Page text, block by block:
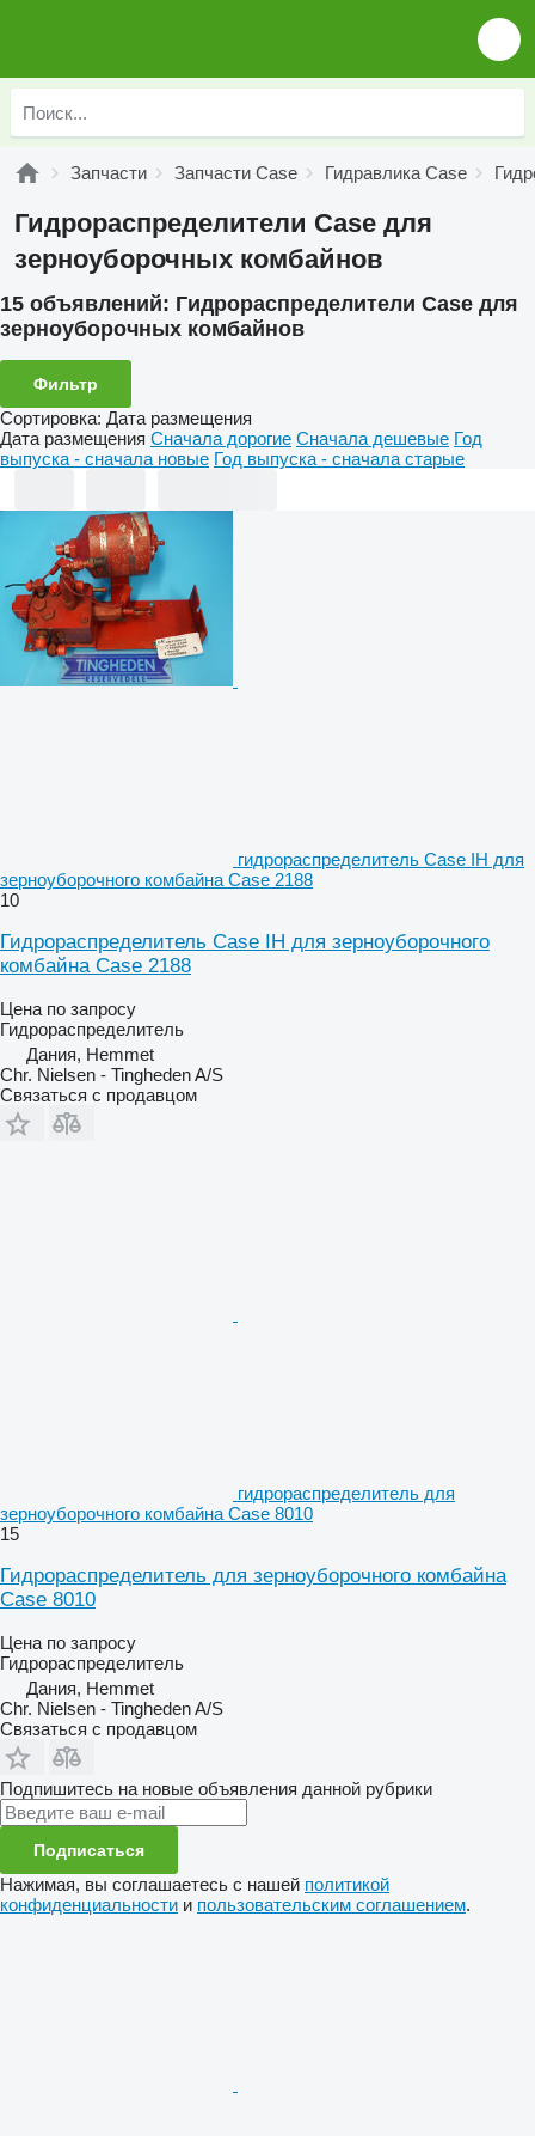
Запчасти Запчасти Case Гидравлика Case
Гидрораспределители Case для
зерноуборочных комбайнов
15 объявлений: Гидрораспределители Case для
зерноуборочных комбайнов
Фильтр
Сортировка: Дата размещения
Дата размещения Сначала дорогие Сначала дешевые Год
выпуска - сначала новые Год выпуска - сначала старые
гидрораспределитель Case IH для
зерноуборочного комбайна Case 2188
10
Гидрораспределитель Case IH для зерноуборочного
комбайна Case 2188
Цена по запросу
Гидрораспределитель
Дания, Hemmet
Chr. Nielsen - Tingheden A/S
Связаться с продавцом
гидрораспределитель для
зерноуборочного комбайна Case 8010
15
Гидрораспределитель для зерноуборочного комбайна
Case 8010
Цена по запросу
Гидрораспределитель
Дания, Hemmet
Chr. Nielsen - Tingheden A/S
Связаться с продавцом
Подпишитесь на новые объявления данной рубрики
Подписаться
Нажимая, вы соглашаетесь с нашей политикой
конфиденциальности и пользовательским соглашением.